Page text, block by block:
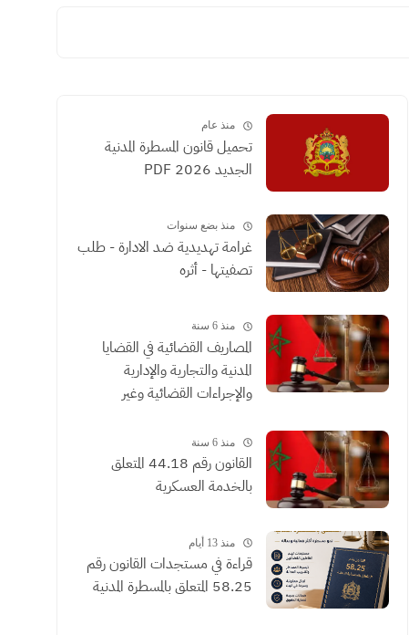
منذ عام
تحميل قانون المسطرة المدنية
الجديد 2026 PDF
منذ بضع سنوات
غرامة تهديدية ضد الادارة - طلب
تصفيتها - أثره
منذ 6 سنة
المصاريف القضائية في القضايا
المدنية والتجارية والإدارية
والإجراءات القضائية وغير
الموثقون
منذ 6 سنة
القانون رقم 44.18 المتعلق
بالخدمة العسكرية
منذ 13 أيام
​قراءة في مستجدات القانون رقم
58.25 المتعلق بالمسطرة المدنية